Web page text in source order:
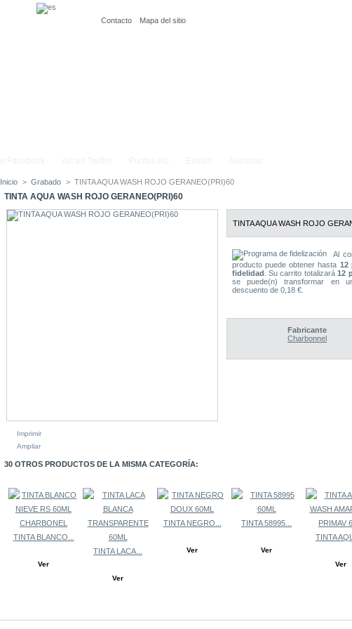
Contacto
Mapa del sitio
Inicio > Grabado > TINTA AQUA WASH ROJO GERANEO(PRI)60
TINTA AQUA WASH ROJO GERANEO(PRI)60
Imprimir
Ampliar
TINTA AQUA WASH ROJO
Al
producto puede obtener hasta 12
fidelidad . Su carrito totalizará12
se puede(n) transformar en
descuento de 0,18 €.
Fabricante
Charbonnel
30 OTROS PRODUCTOS DE LA MISMA CATEGORÍA:
TINTA BLANCO...
Ver
TINTA LACA...
Ver
TINTA NEGRO...
Ver
TINTA 58995...
Ver
TINTA
Ver